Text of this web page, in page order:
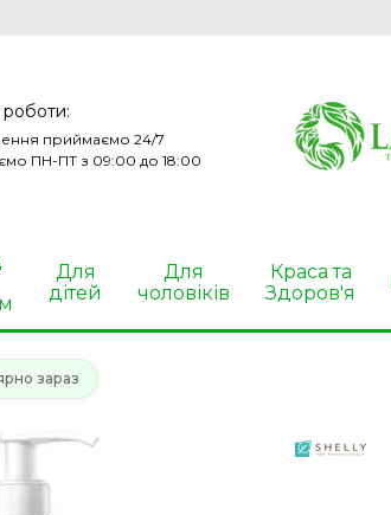
роботи:
приймаємо 24/7
ПН-ПТ з 09:00 до 18:00
Для
дітей
Для
чоловіків
Краса та
Здоров'я
зараз